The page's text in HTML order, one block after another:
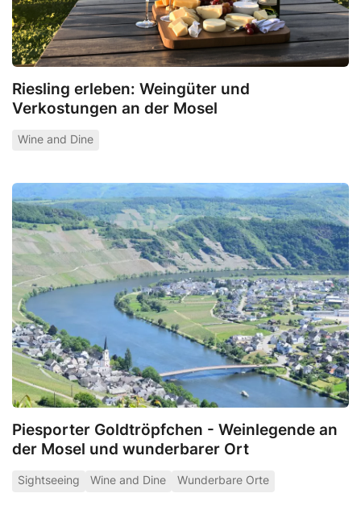
Riesling erleben: Weingüter und
Verkostungen an der Mosel
Wine and Dine
Piesporter Goldtröpfchen - Weinlegende an
der Mosel und wunderbarer Ort
Sightseeing Wine and Dine Wunderbare Orte